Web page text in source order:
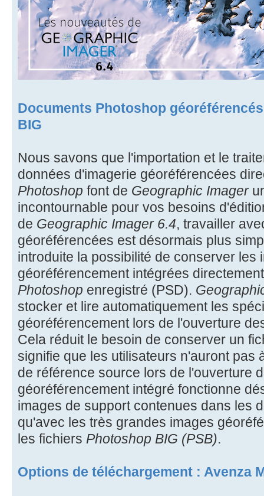
Documents Photoshop
BIG
Nous savons que l'importation et le
données d'imagerie géoréférencées
Photoshop font de Geographic Imager
incontournable pour vos besoins
de Geographic Imager 6.4, travailler
géoréférencées est désormais plus
introduite la possibilité de conserver les
géoréférencement intégrées
Photoshop enregistré (PSD).
stocker et lire automatiquement les
géoréférencement lors de l'ouverture
Cela réduit le besoin de conserver un
signifie que les utilisateurs n'auront pas
de référence source lors de l'ouverture
géoréférencement intégré fonctionne
images de support contenues dans les
qu'avec les très grandes images
les fichiers Photoshop BIG (PSB).
Options de téléchargement : Avenza